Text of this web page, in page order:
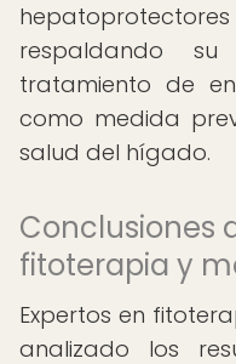
respaldando
tratamiento de
como medida
salud del hígado.
Conclusiones
fitoterapia y
Expertos en
analizado los